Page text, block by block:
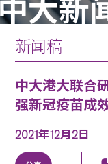
大新
新闻稿
中大港大联合
强新冠疫苗成
2021年12月2日